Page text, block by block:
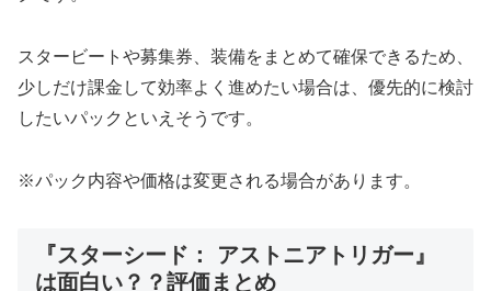
スタービートや募集券、装備をまとめて確保できるため、
少しだけ課金して効率よく進めたい場合は、優先的に検討
したいパックといえそうです。
※パック内容や価格は変更される場合があります。
『スターシード： アストニアトリガー』
は面白い？？評価まとめ